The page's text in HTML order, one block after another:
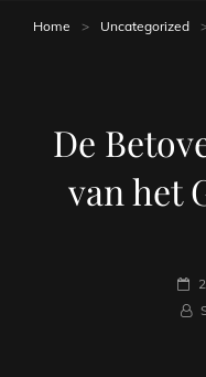
Home > Uncategorized
De
van het
OP